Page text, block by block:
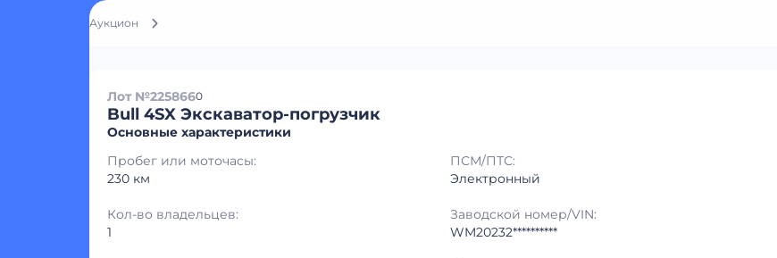
Аукцион
Лот №2258660
Bull 4SX Экскаватор-погрузчик
Основные характеристики
Пробег или моточасы:
230 км
ПСМ/ПТС:
Электронный
Кол-во владельцев:
1
Заводской номер/VIN:
WM20232**********